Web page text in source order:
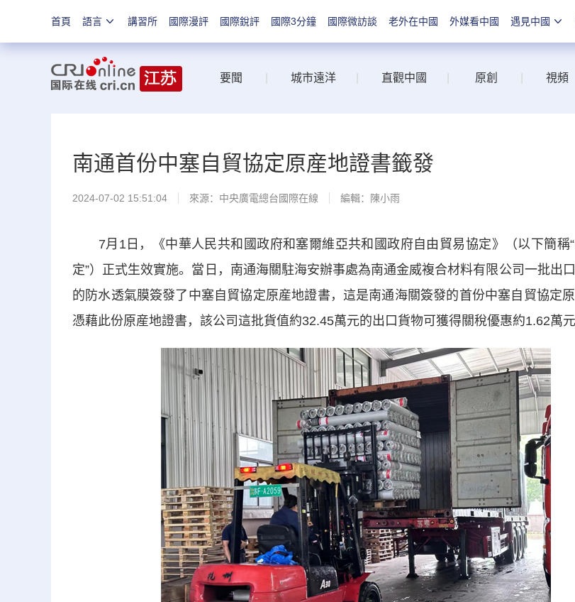
首頁 語言 講習所 國際漫評 國際銳評 國際3分鐘 國際微訪談 老外在中國 外媒看中國 遇見中國
要聞 城市遠洋 直觀中國 原創 視頻
南通首份中塞自貿協定原産地證書籤發
2024-07-02 15:51:04 來源：中央廣電總台國際在線 編輯：陳小雨
7月1日，《中華人民共和國政府和塞爾維亞共和國政府自由貿易協定》（以下簡稱
定”）正式生效實施。當日，南通海關駐海安辦事處為南通金威複合材料有限公司一批出
的防水透氣膜簽發了中塞自貿協定原産地證書，這是南通海關簽發的首份中塞自貿協定原
憑藉此份原産地證書，該公司這批貨值約32.45萬元的出口貨物可獲得關稅優惠約1.62萬元